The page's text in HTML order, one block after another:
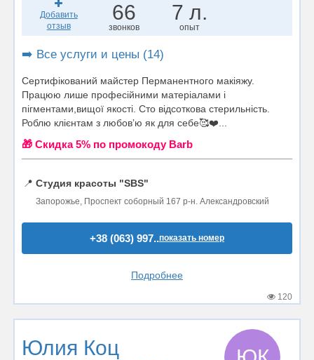
Добавить
отзыв
66
звонков
7 л.
опыт
➡️ Все услуги и цены (14)
Сертифікований майстер Перманентного макіяжу.
Працюю лише професійними матеріалами і
пігментами,вищої якості. Сто відсоткова стерильність.
Роблю клієнтам з любовʼю як для себе🥰❤️...
🎁 Cкидка 5% по промокоду Barb
📍 Студия красоты "SBS"
Запорожье, Проспект соборный 167 р-н. Александровский
+38 (063) 997..показать номер
Подробнее
120
Юлия Коц